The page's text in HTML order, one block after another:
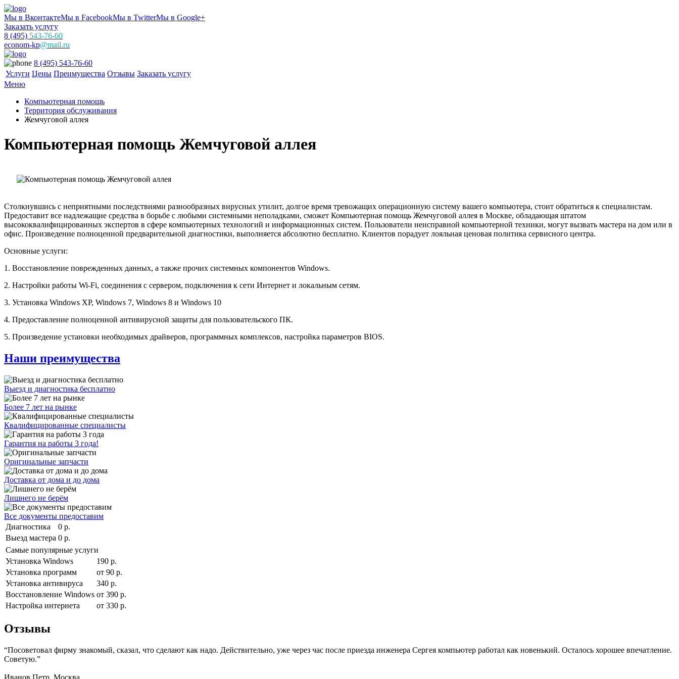
Мы в ВконтактеМы в FacebookМы в TwitterМы в Google+
Заказать услугу
8 (495) 543-76-60
econom-kp@mail.ru
8 (495) 543-76-60
Услуги Цены Преимущества Отзывы Заказать услугу
Меню
Компьютерная помощь
Территория обслуживания
Жемчуговой аллея
Компьютерная помощь Жемчуговой аллея
Столкнувшись с неприятными последствиями разнообразных вирусных утилит, долгое время тревожащих операционную систему вашего компьютера, стоит обратиться к специалистам.
Предоставит все надлежащие средства в борьбе с любыми системными неполадками, сможет Компьютерная помощь Жемчуговой аллея в Москве, обладающая штатом
высококвалифицированных экспертов в сфере компьютерных технологий и информационных систем. Пользователи неисправной компьютерной техники, могут вызвать мастера на дом или в
офис. Произведение полноценной предварительной диагностики, выполняется абсолютно бесплатно. Клиентов порадует лояльная ценовая политика сервисного центра.
Основные услуги:
1. Восстановление поврежденных данных, а также прочих системных компонентов Windows.
2. Настройки работы Wi-Fi, соединения с сервером, подключения к сети Интернет и локальным сетям.
3. Установка Windows XP, Windows 7, Windows 8 и Windows 10
4. Предоставление полноценной антивирусной защиты для пользовательского ПК.
5. Произведение установки необходимых драйверов, программных комплексов, настройка параметров BIOS.
Наши преимущества
Выезд и диагностика бесплатно
Более 7 лет на рынке
Квалифицированные специалисты
Гарантия на работы 3 года!
Оригинальные запчасти
Доставка от дома и до дома
Лишнего не берём
Все документы предоставим
Диагностика
0 р.
Выезд мастера 0 р.
Самые популярные услуги
Установка Windows
190 р.
Установка программ
от 90 р.
Установка антивируса
340 р.
Восстановление Windows от 390 р.
Настройка интернета
от 330 р.
Отзывы
“Посоветовал фирму знакомый, сказал, что сделают как надо. Действительно, уже через час после приезда инженера Сергея компьютер работал как новенький. Осталось хорошее впечатление.
Советую.”
Иванов Петр. Москва